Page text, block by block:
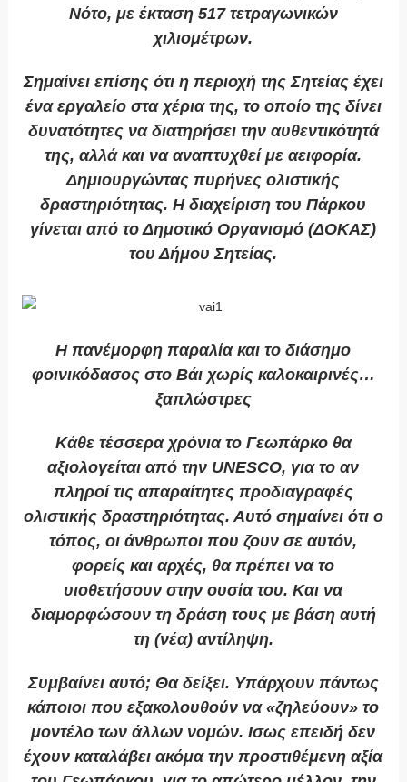
Νότο, με έκταση 517 τετραγωνικών
χιλιομέτρων.
Σημαίνει επίσης ότι η περιοχή της Σητείας έχει
ένα εργαλείο στα χέρια της, το οποίο της δίνει
δυνατότητες να διατηρήσει την αυθεντικότητά
της, αλλά και να αναπτυχθεί με αειφορία.
Δημιουργώντας πυρήνες ολιστικής
δραστηριότητας. Η διαχείριση του Πάρκου
γίνεται από το Δημοτικό Οργανισμό (ΔΟΚΑΣ)
του Δήμου Σητείας.
Η πανέμορφη παραλία και το διάσημο
φοινικόδασος στο Βάι χωρίς καλοκαιρινές…
ξαπλώστρες
Κάθε τέσσερα χρόνια το Γεωπάρκο θα
αξιολογείται από την UNESCO, για το αν
πληροί τις απαραίτητες προδιαγραφές
ολιστικής δραστηριότητας. Αυτό σημαίνει ότι ο
τόπος, οι άνθρωποι που ζουν σε αυτόν,
φορείς και αρχές, θα πρέπει να το
υιοθετήσουν στην ουσία του. Και να
διαμορφώσουν τη δράση τους με βάση αυτή
τη (νέα) αντίληψη.
Συμβαίνει αυτό; Θα δείξει. Υπάρχουν πάντως
κάποιοι που εξακολουθούν να «ζηλεύουν» το
μοντέλο των άλλων νομών. Ισως επειδή δεν
έχουν καταλάβει ακόμα την προστιθέμενη αξία